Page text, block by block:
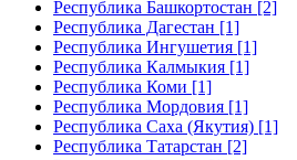
Республика Башкортостан [2]
Республика Дагестан [1]
Республика Ингушетия [1]
Республика Калмыкия [1]
Республика Коми [1]
Республика Мордовия [1]
Республика Саха (Якутия) [1]
Республика Татарстан [2]